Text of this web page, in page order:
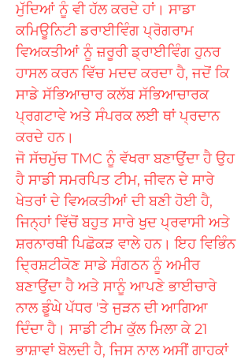
ਮੁੱਦਿਆਂ ਨੂੰ ਵੀ ਹੱਲ ਕਰਦੇ ਹਾਂ। ਸਾਡਾ
ਕਮਿਊਨਿਟੀ ਡਰਾਈਵਿੰਗ ਪ੍ਰੋਗਰਾਮ
ਵਿਅਕਤੀਆਂ ਨੂੰ ਜ਼ਰੂਰੀ ਡ੍ਰਾਈਵਿੰਗ ਹੁਨਰ
ਹਾਸਲ ਕਰਨ ਵਿੱਚ ਮਦਦ ਕਰਦਾ ਹੈ, ਜਦੋਂ ਕਿ
ਸਾਡੇ ਸੱਭਿਆਚਾਰ ਕਲੱਬ ਸੱਭਿਆਚਾਰਕ
ਪ੍ਰਗਟਾਵੇ ਅਤੇ ਸੰਪਰਕ ਲਈ ਥਾਂ ਪ੍ਰਦਾਨ
ਕਰਦੇ ਹਨ।
ਜੋ ਸੱਚਮੁੱਚ TMC ਨੂੰ ਵੱਖਰਾ ਬਣਾਉਂਦਾ ਹੈ ਉਹ
ਹੈ ਸਾਡੀ ਸਮਰਪਿਤ ਟੀਮ, ਜੀਵਨ ਦੇ ਸਾਰੇ
ਖੇਤਰਾਂ ਦੇ ਵਿਅਕਤੀਆਂ ਦੀ ਬਣੀ ਹੋਈ ਹੈ,
ਜਿਨ੍ਹਾਂ ਵਿੱਚੋਂ ਬਹੁਤ ਸਾਰੇ ਖੁਦ ਪ੍ਰਵਾਸੀ ਅਤੇ
ਸ਼ਰਨਾਰਥੀ ਪਿਛੋਕੜ ਵਾਲੇ ਹਨ। ਇਹ ਵਿਭਿੰਨ
ਦ੍ਰਿਸ਼ਟੀਕੋਣ ਸਾਡੇ ਸੰਗਠਨ ਨੂੰ ਅਮੀਰ
ਬਣਾਉਂਦਾ ਹੈ ਅਤੇ ਸਾਨੂੰ ਆਪਣੇ ਭਾਈਚਾਰੇ
ਨਾਲ ਡੂੰਘੇ ਪੱਧਰ 'ਤੇ ਜੁੜਨ ਦੀ ਆਗਿਆ
ਦਿੰਦਾ ਹੈ। ਸਾਡੀ ਟੀਮ ਕੁੱਲ ਮਿਲਾ ਕੇ 21
ਭਾਸ਼ਾਵਾਂ ਬੋਲਦੀ ਹੈ, ਜਿਸ ਨਾਲ ਅਸੀਂ ਗਾਹਕਾਂ